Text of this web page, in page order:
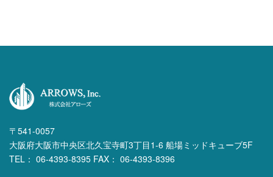
〒541-0057
大阪府大阪市中央区北久宝寺町3丁目1-6 船場ミッドキューブ5F
TEL： 06-4393-8395 FAX： 06-4393-8396